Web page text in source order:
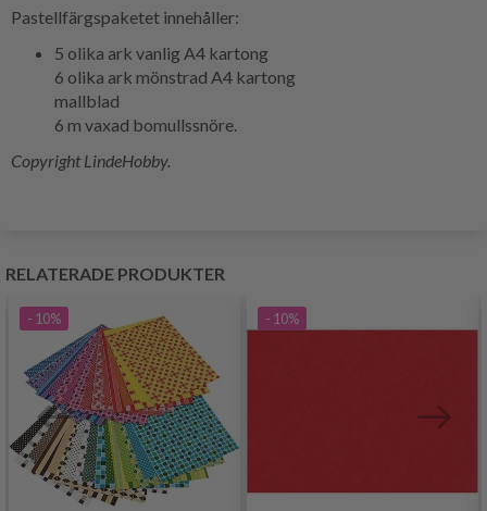
Pastellfärgspaketet innehåller:
5 olika ark vanlig A4 kartong
6 olika ark mönstrad A4 kartong
mallblad
6 m vaxad bomullssnöre.
Copyright LindeHobby.
RELATERADE PRODUKTER
- 10% - 10%